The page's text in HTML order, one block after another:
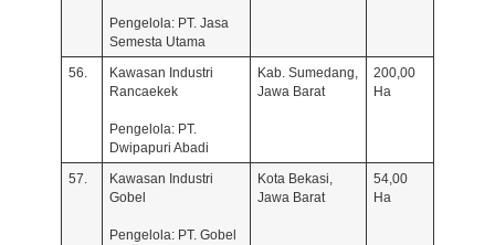
Pengelola: PT. Jasa
Semesta Utama
56.
Kawasan Industri
Rancaekek
Pengelola: PT.
Dwipapuri Abadi
Kab. Sumedang,
Jawa Barat
200,00
Ha
57.
Kawasan Industri
Gobel
Pengelola: PT. Gobel
Kota Bekasi,
Jawa Barat
54,00
Ha